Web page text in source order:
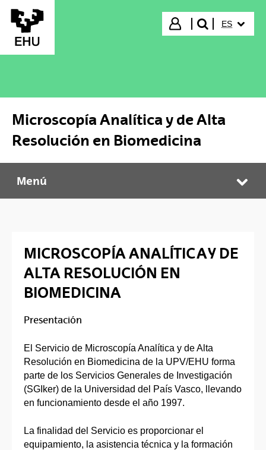
Saltar al contenido principal
Iniciar sesión
buscar"
ES
Microscopía Analítica y de Alta
Resolución en Biomedicina
Microscopía Analítica y de Alta Resolución en Biomedicina
Menú
MICROSCOPÍA ANALÍTICA Y DE
ALTA RESOLUCIÓN EN
BIOMEDICINA
Presentación
El Servicio de Microscopía Analítica y de Alta
Resolución en Biomedicina de la UPV/EHU forma
parte de los Servicios Generales de Investigación
(SGIker) de la Universidad del País Vasco, llevando
en funcionamiento desde el año 1997.
La finalidad del Servicio es proporcionar el
equipamiento, la asistencia técnica y la formación